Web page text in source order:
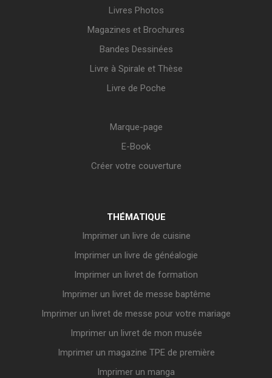
Livres Photos
Magazines et Brochures
Bandes Dessinées
Livre à Spirale et Thèse
Livre de Poche
Marque-page
E-Book
Créer votre couverture
THÉMATIQUE
Imprimer un livre de cuisine
Imprimer un livre de généalogie
Imprimer un livret de formation
Imprimer un livret de messe baptême
Imprimer un livret de messe pour votre mariage
Imprimer un livret de mon musée
Imprimer un magazine TPE de première
Imprimer un manga